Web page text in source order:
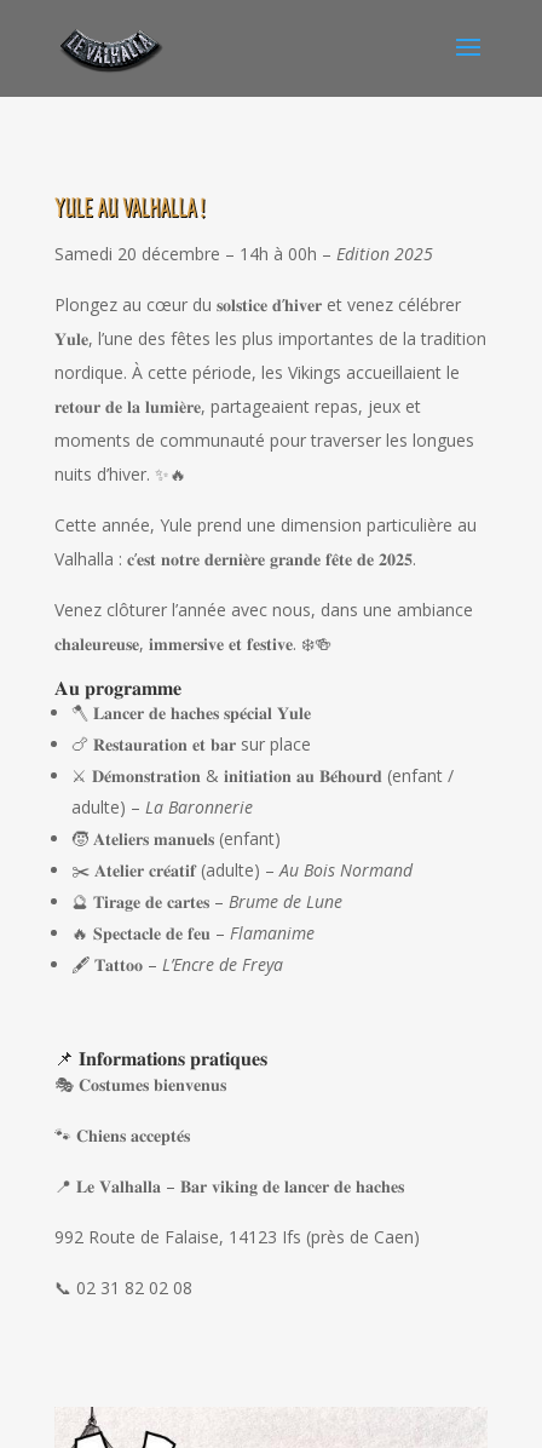
YULE AU VALHALLA !
Samedi 20 décembre – 14h à 00h – Edition 2025
Plongez au cœur du 𝐬𝐨𝐥𝐬𝐭𝐢𝐜𝐞 𝐝’𝐡𝐢𝐯𝐞𝐫 et venez célébrer
𝐘𝐮𝐥𝐞, l’une des fêtes les plus importantes de la tradition
nordique. À cette période, les Vikings accueillaient le
𝐫𝐞𝐭𝐨𝐮𝐫 𝐝𝐞 𝐥𝐚 𝐥𝐮𝐦𝐢𝐞̀𝐫𝐞, partageaient repas, jeux et
moments de communauté pour traverser les longues
nuits d’hiver. ✨🔥
Cette année, Yule prend une dimension particulière au
Valhalla : 𝐜’𝐞𝐬𝐭 𝐧𝐨𝐭𝐫𝐞 𝐝𝐞𝐫𝐧𝐢𝐞̀𝐫𝐞 𝐠𝐫𝐚𝐧𝐝𝐞 𝐟𝐞̂𝐭𝐞 𝐝𝐞 𝟐𝟎𝟐𝟓.
Venez clôturer l’année avec nous, dans une ambiance
𝐜𝐡𝐚𝐥𝐞𝐮𝐫𝐞𝐮𝐬𝐞, 𝐢𝐦𝐦𝐞𝐫𝐬𝐢𝐯𝐞 𝐞𝐭 𝐟𝐞𝐬𝐭𝐢𝐯𝐞. ❄️🍻
𝐀𝐮 𝐩𝐫𝐨𝐠𝐫𝐚𝐦𝐦𝐞
🪓 𝐋𝐚𝐧𝐜𝐞𝐫 𝐝𝐞 𝐡𝐚𝐜𝐡𝐞𝐬 𝐬𝐩𝐞́𝐜𝐢𝐚𝐥 𝐘𝐮𝐥𝐞
🍗 𝐑𝐞𝐬𝐭𝐚𝐮𝐫𝐚𝐭𝐢𝐨𝐧 𝐞𝐭 𝐛𝐚𝐫 sur place
⚔️ 𝐃𝐞́𝐦𝐨𝐧𝐬𝐭𝐫𝐚𝐭𝐢𝐨𝐧 & 𝐢𝐧𝐢𝐭𝐢𝐚𝐭𝐢𝐨𝐧 𝐚𝐮 𝐁𝐞́𝐡𝐨𝐮𝐫𝐝 (enfant /
adulte) – La Baronnerie
🧒 𝐀𝐭𝐞𝐥𝐢𝐞𝐫𝐬 𝐦𝐚𝐧𝐮𝐞𝐥𝐬 (enfant)
✂️ 𝐀𝐭𝐞𝐥𝐢𝐞𝐫 𝐜𝐫𝐞́𝐚𝐭𝐢𝐟 (adulte) –Au Bois Normand
🔮 𝐓𝐢𝐫𝐚𝐠𝐞 𝐝𝐞 𝐜𝐚𝐫𝐭𝐞𝐬 – Brume de Lune
🔥 𝐒𝐩𝐞𝐜𝐭𝐚𝐜𝐥𝐞 𝐝𝐞 𝐟𝐞𝐮 – Flamanime
🖋️ 𝐓𝐚𝐭𝐭𝐨𝐨 – L’Encre de Freya
📌 𝐈𝐧𝐟𝐨𝐫𝐦𝐚𝐭𝐢𝐨𝐧𝐬 𝐩𝐫𝐚𝐭𝐢𝐪𝐮𝐞𝐬
🎭 𝐂𝐨𝐬𝐭𝐮𝐦𝐞𝐬 𝐛𝐢𝐞𝐧𝐯𝐞𝐧𝐮𝐬
🐾 𝐂𝐡𝐢𝐞𝐧𝐬 𝐚𝐜𝐜𝐞𝐩𝐭𝐞́𝐬
📍 𝐋𝐞 𝐕𝐚𝐥𝐡𝐚𝐥𝐥𝐚 – 𝐁𝐚𝐫 𝐯𝐢𝐤𝐢𝐧𝐠 𝐝𝐞 𝐥𝐚𝐧𝐜𝐞𝐫 𝐝𝐞 𝐡𝐚𝐜𝐡𝐞𝐬
992 Route de Falaise, 14123 Ifs (près de Caen)
📞 02 31 82 02 08